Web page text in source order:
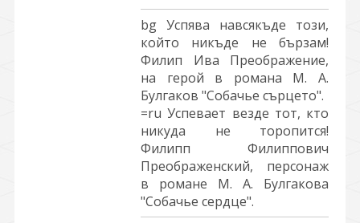
bg Успява навсякъде този,
който никъде не бързам!
Филип Ива Преображение,
на герой в романа М. А.
Булгаков "Собачье сърцето".
=ru Успевает везде тот, кто
никуда не торопится!
Филипп Филиппович
Преображенский, персонаж
в романе М. А. Булгакова
"Собачье сердце".